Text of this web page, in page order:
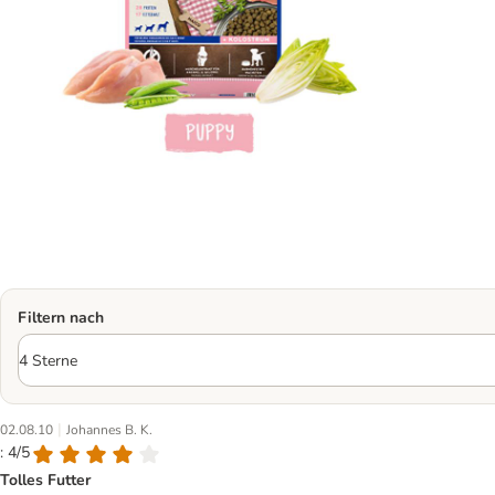
Filtern nach
02.08.10 | Johannes B. K.
: 4/5
Tolles Futter